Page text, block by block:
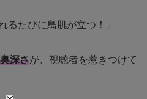
るたびに鳥肌が立つ！」
深さが、視聴者を惹きつけて